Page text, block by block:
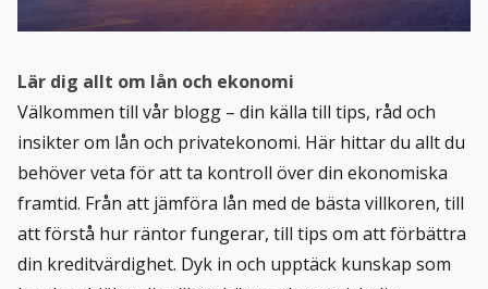
Lär dig allt om lån och ekonomi
Välkommen till vår blogg – din källa till tips, råd och
insikter om lån och privatekonomi. Här hittar du allt du
behöver veta för att ta kontroll över din ekonomiska
framtid. Från att jämföra lån med de bästa villkoren, till
att förstå hur räntor fungerar, till tips om att förbättra
din kreditvärdighet. Dyk in och upptäck kunskap som